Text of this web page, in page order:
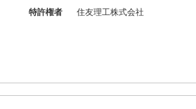
特許権者 住友理工株式会社